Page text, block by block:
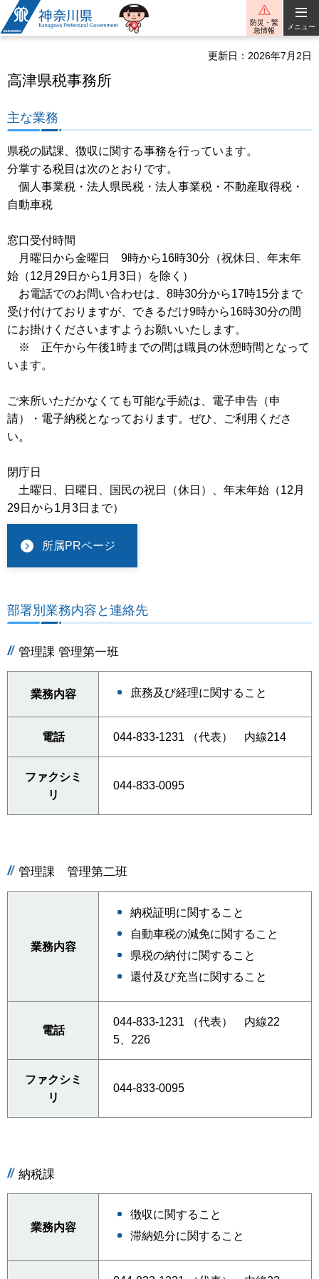
神奈川県
防災・緊
急情報
メニュー
更新日：2026年7月2日
高津県税事務所
主な業務
県税の賦課、徴収に関する事務を行っています。
分掌する税目は次のとおりです。
個人事業税・法人県民税・法人事業税・不動産取得税・
自動車税
窓口受付時間
月曜日から金曜日 9時から16時30分（祝休日、年末年
始（12月29日から1月3日）を除く）
お電話でのお問い合わせは、8時30分から17時15分まで
受け付けておりますが、できるだけ9時から16時30分の間
にお掛けくださいますようお願いいたします。
※ 正午から午後1時までの間は職員の休憩時間となって
います。
ご来所いただかなくても可能な手続は、電子申告（申
請）・電子納税となっております。ぜひ、ご利用くださ
い。
閉庁日
土曜日、日曜日、国民の祝日（休日）、年末年始（12月
29日から1月3日まで）
所属PRページ
部署別業務内容と連絡先
管理課 管理第一班
業務内容 庶務及び経理に関すること
電話 044-833-1231 （代表） 内線214
ファクシミ
リ
044-833-0095
管理課 管理第二班
業務内容
納税証明に関すること
自動車税の減免に関すること
県税の納付に関すること
還付及び充当に関すること
電話
044-833-1231 （代表） 内線22
5、226
ファクシミ
リ
044-833-0095
納税課
業務内容
徴収に関すること
滞納処分に関すること